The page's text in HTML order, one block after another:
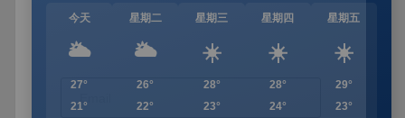
今天
🌥️
27°
21°
星期二
🌥️
26°
22°
星期三
☀️
28°
23°
星期四
☀️
28°
24°
星期五
☀️
29°
23°